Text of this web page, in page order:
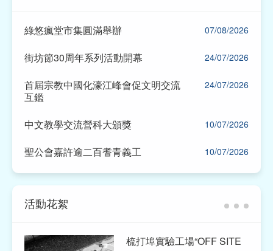
踴躍參與，現場互動熱烈。
綠悠瘋堂市集圓滿舉辦 07/08/2026
街坊節30周年系列活動開幕 24/07/2026
首屆宗教中國化濠江峰會促文明交流
互鑑
24/07/2026
中文教學交流營科大頒獎 10/07/2026
聖公會嘉許逾二百耆青義工 10/07/2026
活動花絮
梳打埠實驗工場“OFF SITE